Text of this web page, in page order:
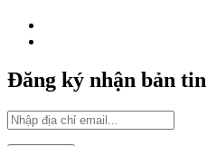
Đăng ký nhận bản tin